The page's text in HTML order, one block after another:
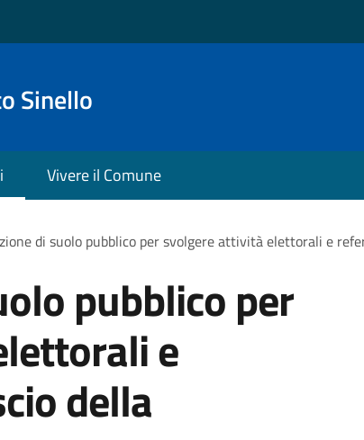
Sinello
Vivere il Comune
di suolo pubblico per svolgere attività elettorali e
pubblico per
e
della